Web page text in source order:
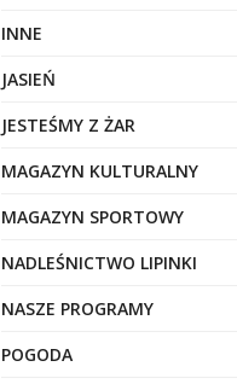
INNE
JASIEŃ
JESTEŚMY Z ŻAR
MAGAZYN KULTURALNY
MAGAZYN SPORTOWY
NADLEŚNICTWO LIPINKI
NASZE PROGRAMY
POGODA